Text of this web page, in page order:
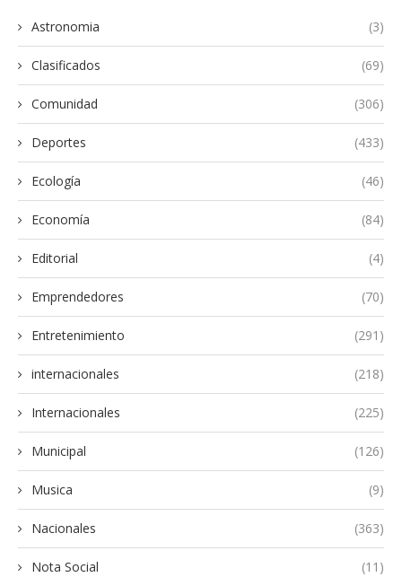
Astronomia (3)
Clasificados (69)
Comunidad (306)
Deportes (433)
Ecología (46)
Economía (84)
Editorial (4)
Emprendedores (70)
Entretenimiento (291)
internacionales (218)
Internacionales (225)
Municipal (126)
Musica (9)
Nacionales (363)
Nota Social (11)